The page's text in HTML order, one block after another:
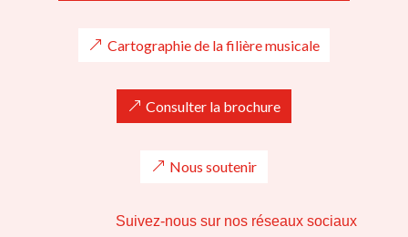
Cartographie de la filière musicale
Consulter la brochure
Nous soutenir
Suivez-nous sur nos réseaux sociaux